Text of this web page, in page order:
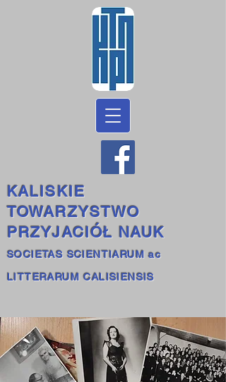
KALISKIE
TOWARZYSTWO
PRZYJACIÓŁ NAUK
SOCIETAS SCIENTIARUM ac
LITTERARUM CALISIENSIS